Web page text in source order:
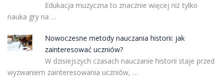
Edukacja muzyczna to znacznie więcej niż tylko
nauka gry na …
Nowoczesne metody nauczania historii: jak
zainteresować uczniów?
W dzisiejszych czasach nauczanie historii staje przed
wyzwaniem zainteresowania uczniów, …